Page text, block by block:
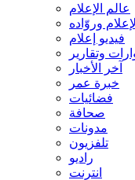
عالم الإعلام
الإعلام وروّاده
فيديو إعلام
وتقارير
آخر الأخبار
خبرة عمر
فضائيات
صحافة
مدونات
تلفزيون
راديو
انترنت